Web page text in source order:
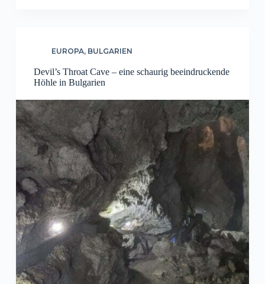
EUROPA, BULGARIEN
Devil’s Throat Cave – eine schaurig beeindruckende
Höhle in Bulgarien